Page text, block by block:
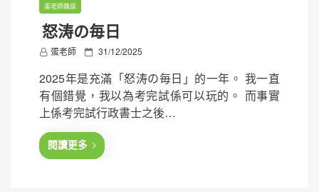
蛋老師雜談
怒涛の毎日
蛋老師
P
s
e
d
31/12/2025
2025年是充滿「怒涛の毎日」的一年。 我一直
有個錯覺，我以為考完試係可以玩的。 而事實
上係考完試行政書士之後…
閱讀更多